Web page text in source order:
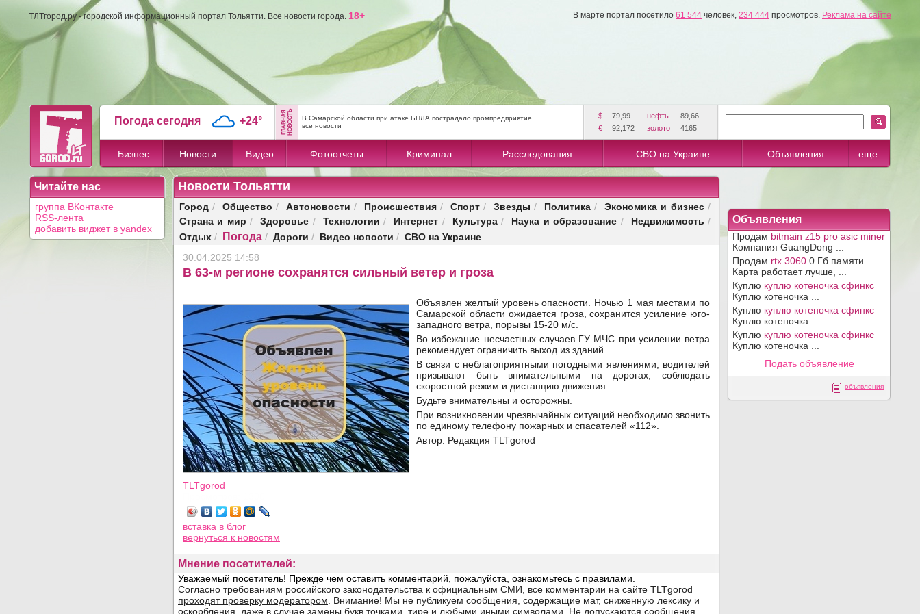
ТЛТгород.ру - городской информационный портал Тольятти. Все новости города. 18+ В марте портал посетило 61 544 человек, 234 444 просмотров. Реклама на сайте
Погода сегодня +24°
В Самарской области при атаке БПЛА пострадало промпредприятие
все новости
$ 79,99 нефть
89,66
€
92,172 золото 4165
Бизнес Новости Видео Фотоотчеты Криминал Расследования СВО на Украине Объявления еще
Читайте нас
группа ВКонтакте
RSS-лента
добавить виджет в yandex
Новости Тольятти
Город / Общество / Автоновости / Происшествия / Спорт / Звезды / Политика / Экономика и бизнес/
Страна и мир / Здоровье / Технологии / Интернет / Культура/ Наука и образование / Недвижимость /
Отдых / Погода / Дороги / Видео новости / СВО на Украине
30.04.2025 14:58
В 63-м регионе сохранятся сильный ветер и гроза
Объявлен желтый уровень опасности. Ночью 1 мая местами по
Самарской области ожидается гроза, сохранится усиление юго-
западного ветра, порывы 15-20 м/с.
Во избежание несчастных случаев ГУ МЧС при усилении ветра
рекомендует ограничить выход из зданий.
В связи с неблагоприятными погодными явлениями, водителей
призывают быть внимательными на дорогах, соблюдать
скоростной режим и дистанцию движения.
Будьте внимательны и осторожны.
При возникновении чрезвычайных ситуаций необходимо звонить
по единому телефону пожарных и спасателей «112».
Автор: Редакция TLTgorod
TLTgorod
вставка в блог
вернуться к новостям
Мнение посетителей:
Объявления
Продам bitmain z15 pro asic miner
Компания GuangDong ...
Продам rtx 3060 0 Гб памяти.
Карта работает лучше, ...
Куплю куплю котеночка сфинкс
Куплю котеночка ...
Куплю куплю котеночка сфинкс
Куплю котеночка ...
Куплю куплю котеночка сфинкс
Куплю котеночка ...
Подать объявление
объявления